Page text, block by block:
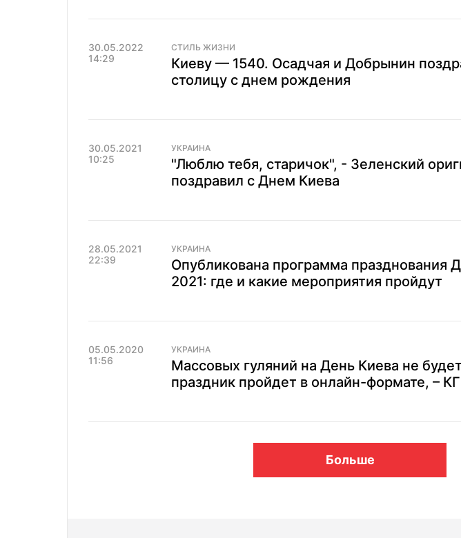
30.05.2022
14:29
СТИЛЬ ЖИЗНИ
Киеву — 1540. Осадчая и Добрынин
столицу с днем рождения
30.05.2021
10:25
УКРАИНА
"Люблю тебя, старичок", - Зеленский
поздравил с Днем Киева
28.05.2021
22:39
УКРАИНА
Опубликована программа празднования
2021: где и какие мероприятия пройдут
05.05.2020
11:56
УКРАИНА
Массовых гуляний на День Киева не
праздник пройдет в онлайн-формате, –
Больше